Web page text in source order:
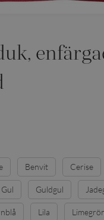
Benvit Cerise
Gul Guldgul
Lila